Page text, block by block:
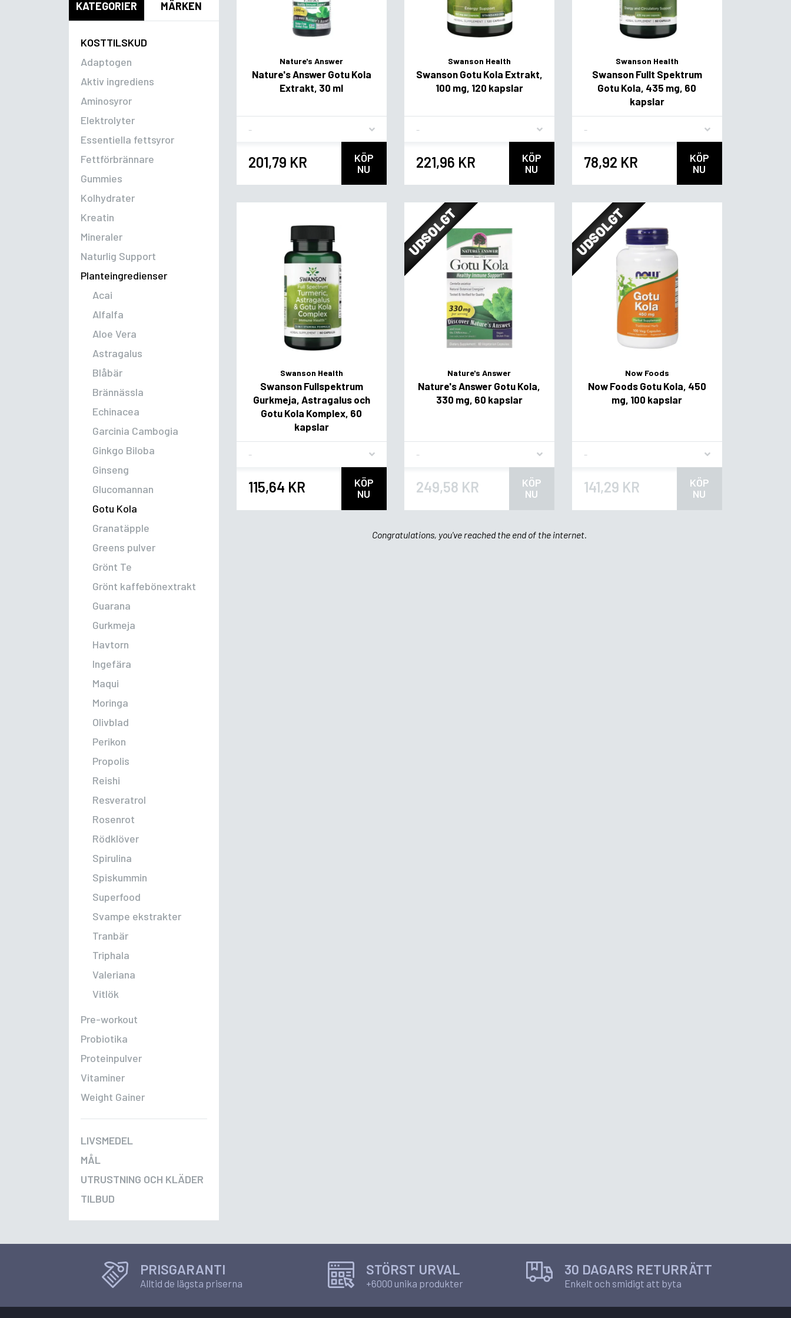
KATEGORIER MÄRKEN
KOSTTILSKUD
Adaptogen
Aktiv ingrediens
Aminosyror
Elektrolyter
Essentiella fettsyror
Fettförbrännare
Gummies
Kolhydrater
Kreatin
Mineraler
Naturlig Support
Planteingredienser
Acai
Alfalfa
Aloe Vera
Astragalus
Blåbär
Brännässla
Echinacea
Garcinia Cambogia
Ginkgo Biloba
Ginseng
Glucomannan
Gotu Kola
Granatäpple
Greens pulver
Grönt Te
Grönt kaffebönextrakt
Guarana
Gurkmeja
Havtorn
Ingefära
Maqui
Moringa
Olivblad
Perikon
Propolis
Reishi
Resveratrol
Rosenrot
Rödklöver
Spirulina
Spiskummin
Superfood
Svampe ekstrakter
Tranbär
Triphala
Valeriana
Vitlök
Pre-workout
Probiotika
Proteinpulver
Vitaminer
Weight Gainer
LIVSMEDEL
MÅL
UTRUSTNING OCH KLÄDER
TILBUD
Nature's Answer
Nature's Answer Gotu Kola
Extrakt, 30 ml
201,79 KR
KÖP
NU
Swanson Health
Swanson Gotu Kola Extrakt,
100 mg, 120 kapslar
221,96 KR
KÖP
NU
Swanson Health
Swanson Fullt Spektrum
Gotu Kola, 435 mg, 60
kapslar
78,92 KR
KÖP
NU
Swanson Health
Swanson Fullspektrum
Gurkmeja, Astragalus och
Gotu Kola Komplex, 60
kapslar
115,64 KR
KÖP
NU
UDSOLGT
Nature's Answer
Nature's Answer Gotu Kola,
330 mg, 60 kapslar
249,58 KR
KÖP
NU
UDSOLGT
Now Foods
Now Foods Gotu Kola, 450
mg, 100 kapslar
141,29 KR
KÖP
NU
Congratulations, you've reached the end of the internet.
PRISGARANTI
Alltid de lägsta priserna
STÖRST URVAL
+6000 unika produkter
30 DAGARS RETURRÄTT
Enkelt och smidigt att byta